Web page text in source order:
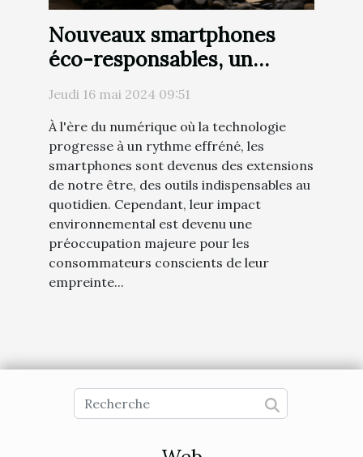
Nouveaux smartphones
éco-responsables, un
avenir durable?
Jeudi 16 mai 2024 09:51
À l'ère du numérique où la technologie
progresse à un rythme effréné, les
smartphones sont devenus des extensions
de notre être, des outils indispensables au
quotidien. Cependant, leur impact
environnemental est devenu une
préoccupation majeure pour les
consommateurs conscients de leur
empreinte...